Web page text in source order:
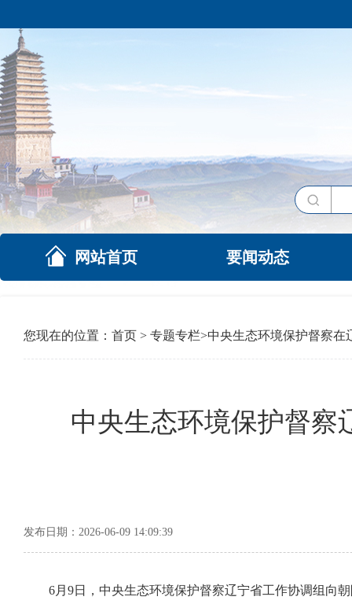
网站首页 要闻动态
您现在的位置： 首页 > 专题专栏>中央生态环境保护督察在
中央生态环境保护督察
发布日期：2026-06-09 14:09:39
6月 9日，中央生态环境保护督察辽宁省工作协调组向